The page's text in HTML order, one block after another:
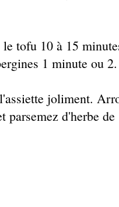
tofu 10 à 15
1 minute ou 2.
joliment.
parsemez d'herbe de